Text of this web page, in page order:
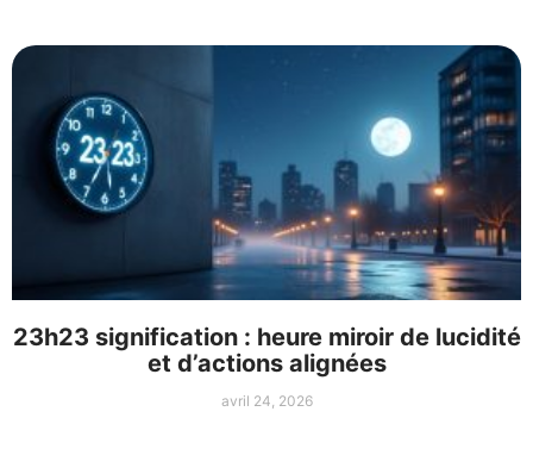
23h23 signification : heure miroir de lucidité
et d’actions alignées
avril 24, 2026